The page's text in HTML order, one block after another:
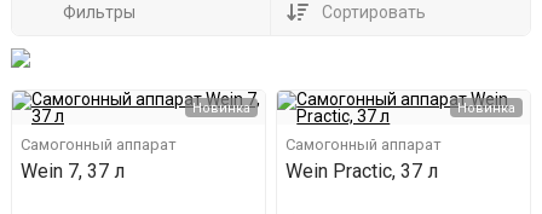
Фильтры Сортировать
Новинка
Самогонный аппарат
Wein 7, 37 л
Новинка
Самогонный аппарат
Wein Practic, 37 л